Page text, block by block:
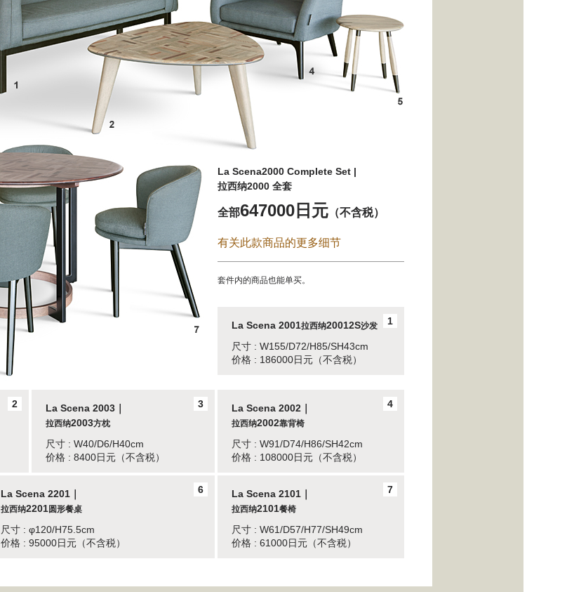
La Scena2000 Complete Set |
拉西纳2000 全套
全部647000日元 （不含税）
有关此款商品的更多细节
套件内的商品也能单买。
La Scena 2001拉西纳20012S沙发
尺寸 : W155/D72/H85/SH43cm
价格 : 186000日元（不含税）
1
2 La Scena 2003｜
拉西纳2003方枕
尺寸 : W40/D6/H40cm
价格 : 8400日元（不含税）
3 La Scena 2002｜
拉西纳2002靠背椅
尺寸 : W91/D74/H86/SH42cm
价格 : 108000日元（不含税）
4
La Scena 2201｜
拉西纳2201圆形餐桌
尺寸 : φ120/H75.5cm
价格 : 95000日元（不含税）
6 La Scena 2101｜
拉西纳2101餐椅
尺寸 : W61/D57/H77/SH49cm
价格 : 61000日元（不含税）
7